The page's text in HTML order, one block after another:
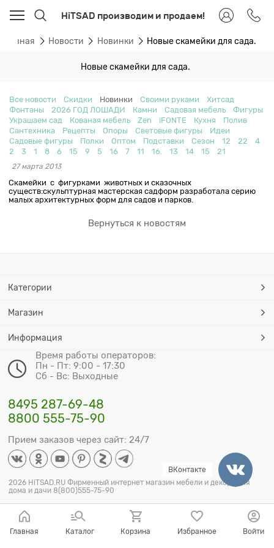
HiTSAD производим и продаем!
Главная Новости Новинки Новые скамейки для сада.
Новые скамейки для сада.
Все новости Скидки Новинки Своими руками
Хитсад
Фонтаны
2026 ГОД ЛОШАДИ Камни Садовая мебель
Фигуры
Украшаем сад
Кованая мебель Zen iFONTE Кухня
Полив
Сантехника
Рецепты Опоры Световые фигуры
Идеи
Садовые фигуры
Полки Оптом Подставки Сезон 12 22
4
2
3 1 8 6 15 9 5 16 7 11 16. 13 14 15 21
27 марта 2013
Скамейки с фигурками животных и сказочных
существ:скульптурная мастерская садформ разработала серию
малых архитектурных форм для садов и парков.
Вернуться к новостям
Категории
Магазин
Информация
Время работы операторов:
Пн - Пт: 9:00 - 17:30
Сб - Вс: Выходные
8495 287-69-48
8800 555-75-90
Прием заказов через сайт: 24/7
2026 HiTSAD.RU Фирменный интернет магазин мебели и декора для
дома и дачи 8(800)555-75-90
Главная Каталог Корзина Избранное Войти
ВКонтакте